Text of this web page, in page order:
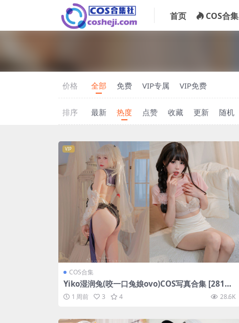
首页 COS合集
价格 全部 免费 VIP专属 VIP免费
排序 最新 热度 点赞 收藏 更新 随机
VIP
COS合集
Yiko湿润兔(咬一口兔娘ovo)COS写真合集 [281套]
[持续更新]
1 周前 3 4 28.6K